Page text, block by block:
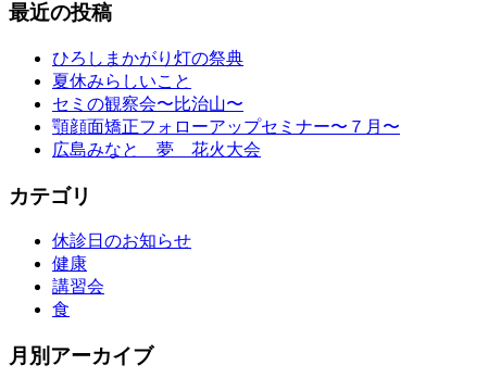
最近の投稿
ひろしまかがり灯の祭典
夏休みらしいこと
セミの観察会〜比治山〜
顎顔面矯正フォローアップセミナー〜７月〜
広島みなと 夢 花火大会
カテゴリ
休診日のお知らせ
健康
講習会
食
月別アーカイブ